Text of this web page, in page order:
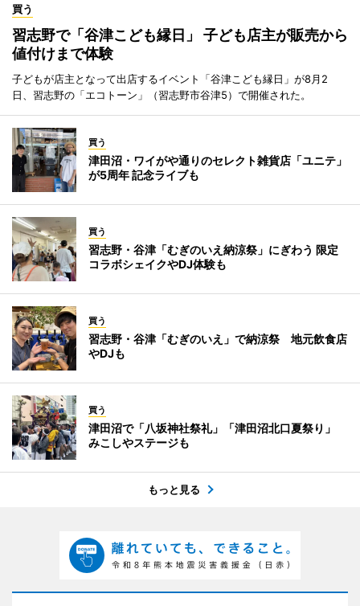
買う
習志野で「谷津こども縁日」 子ども店主が販売から
値付けまで体験
子どもが店主となって出店するイベント「谷津こども縁日」が8月2
日、習志野の「エコトーン」（習志野市谷津5）で開催された。
買う
津田沼・ワイがや通りのセレクト雑貨店「ユニテ」
が5周年 記念ライブも
買う
習志野・谷津「むぎのいえ納涼祭」にぎわう 限定
コラボシェイクやDJ体験も
買う
習志野・谷津「むぎのいえ」で納涼祭 地元飲食店
やDJも
買う
津田沼で「八坂神社祭礼」「津田沼北口夏祭り」
みこしやステージも
もっと見る